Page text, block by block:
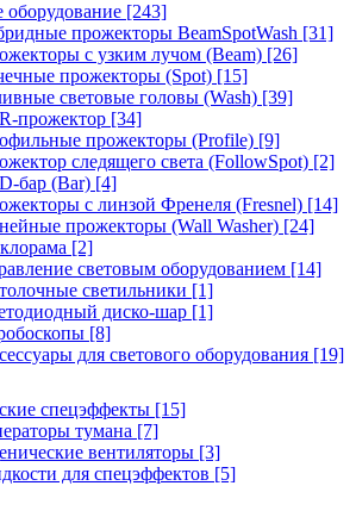
оборудование [243]
прожекторы BeamSpotWash [31]
с узким лучом (Beam) [26]
прожекторы (Spot) [15]
световые головы (Wash) [39]
прожектор [34]
прожекторы (Profile) [9]
следящего света (FollowSpot) [2]
бар (Bar) [4]
с линзой Френеля (Fresnel) [14]
прожекторы (Wall Washer) [24]
[2]
световым оборудованием [14]
светильники [1]
диско-шар [1]
[8]
для светового оборудования [19]
спецэффекты [15]
тумана [7]
вентиляторы [3]
для спецэффектов [5]